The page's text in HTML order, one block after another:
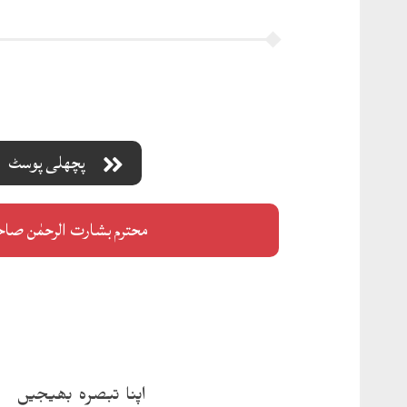
پچھلی پوسٹ
محترم بشارت الرحمٰن
اپنا تبصرہ بھیجیں